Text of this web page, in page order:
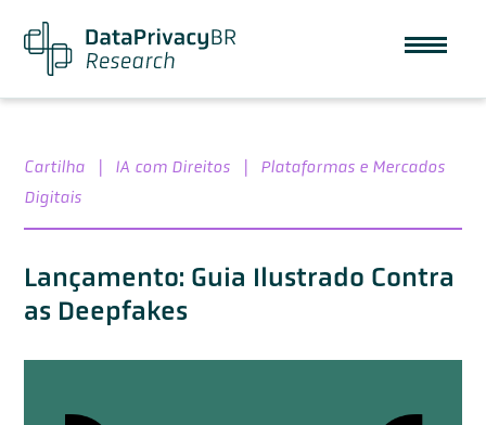
Cartilha | IA com Direitos |
Plataformas e Mercados
Digitais
Lançamento: Guia Ilustrado Contra
as Deepfakes